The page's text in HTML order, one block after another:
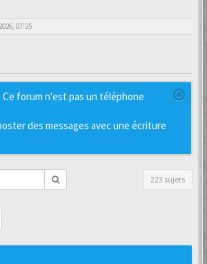
07:25
Ce forum n'est pas un téléphone
des messages avec une écriture
223 sujets